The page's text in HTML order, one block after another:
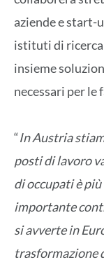
aziende e start-
istituti di
insieme
necessari per le
“In Austria
posti di lavoro
di occupati è
importante
si avverte in
trasformazione